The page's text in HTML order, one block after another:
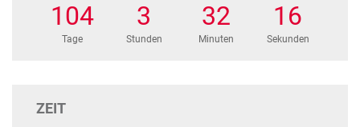
104
Tage
3
Stunden
32
Minuten
16
Sekunden
ZEIT